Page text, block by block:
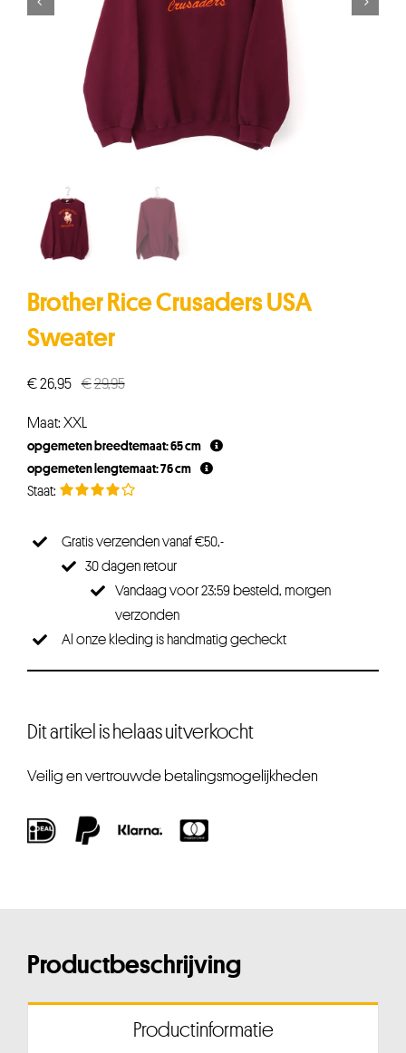
Brother Rice Crusaders USA
Sweater
€29,95Oorspronkelijke
€29,95.
€26,95
Huidige
€26,95.
Maat: XXL
opgemeten breedtemaat: 65 cm
opgemeten lengtemaat: 76 cm
Gratis verzenden vanaf €50,-
30 dagen retour
Vandaag voor 23:59 besteld, morgen
verzonden
Al onze kleding is handmatig gecheckt
Dit artikel is helaas uitverkocht
Veilig en vertrouwde betalingsmogelijkheden
Productbeschrijving
Productinformatie